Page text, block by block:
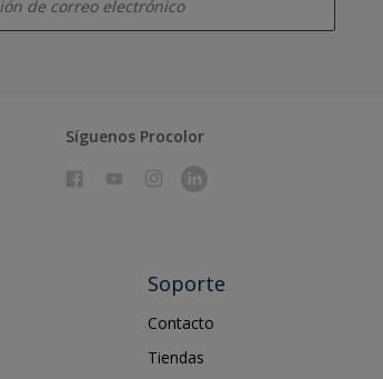
Síguenos Procolor
Soporte
Contacto
Tiendas